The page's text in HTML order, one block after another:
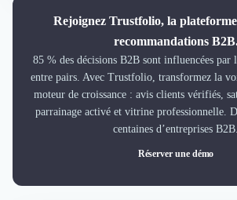
Rejoignez Trustfolio, la
recommandations
85 % des décisions B2B sont influencées par
entre pairs. Avec Trustfolio, transformez la
moteur de croissance : avis clients vérifiés,
parrainage activé et vitrine professionnelle.
centaines d’entreprises B2B.
Réserver une démo